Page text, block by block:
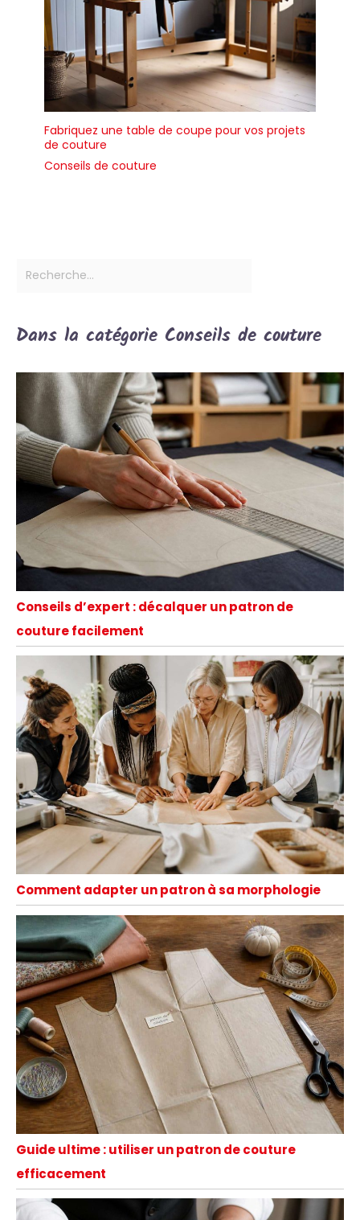
Fabriquez une table de coupe pour vos projets
de couture
Conseils de couture
Dans la catégorie Conseils de couture
Conseils d’expert : décalquer un patron de
couture facilement
Comment adapter un patron à sa morphologie
Guide ultime : utiliser un patron de couture
efficacement